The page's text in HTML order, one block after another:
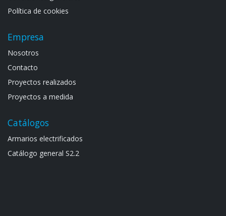
Política de cookies
Empresa
Noso​tros
Contacto
Proyectos realizados
Proyectos a medida
Catálogos
Armarios electrif​icad​os
Catálogo general S​2.2